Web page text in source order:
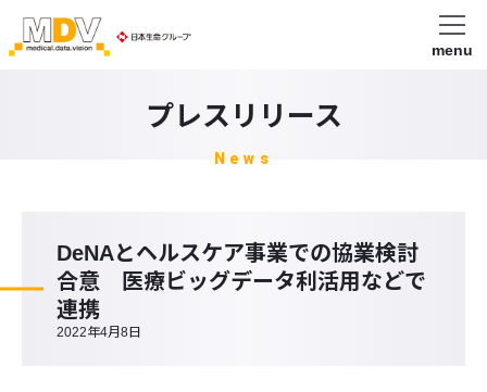
menu
プレスリリース
News
DeNAとヘルスケア事業での協業検討
合意 医療ビッグデータ利活用などで
連携
2022年4月8日